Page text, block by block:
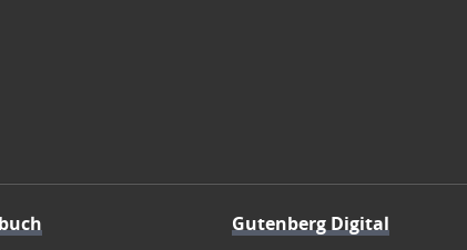
Gutenberg Digital